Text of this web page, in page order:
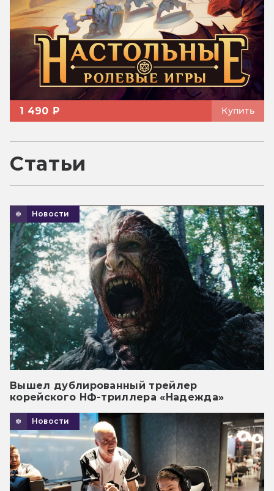
1 490 ₽ Купить
Статьи
Новости
Вышел дублированный трейлер
корейского НФ-триллера «Надежда»
Новости